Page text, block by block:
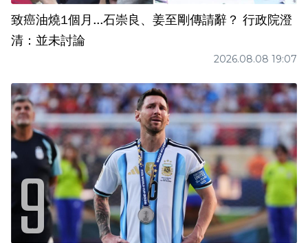
致癌油燒1個月...石崇良、姜至剛傳請辭？ 行政院澄
清：並未討論
2026.08.08 19:07